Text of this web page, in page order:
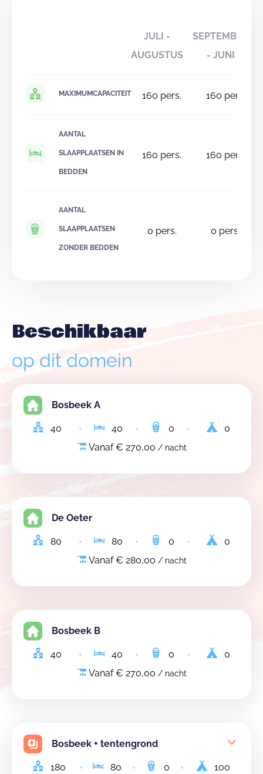
JULI -
AUGUSTUS
SEPTEMBER
- JUNI
MAXIMUMCAPACITEIT 160 pers. 160 pers.
AANTAL
SLAAPPLAATSEN IN
BEDDEN
160 pers. 160 pers.
AANTAL
SLAAPPLAATSEN
ZONDER BEDDEN
0 pers. 0 pers.
Beschikbaar
op dit domein
Bosbeek A
40 40 0
0
Vanaf € 270,00 / nacht
De Oeter
80 80 0
0
Vanaf € 280,00 / nacht
Bosbeek B
40 40 0
0
Vanaf € 270,00 / nacht
Bosbeek + tentengrond
180 80 0 100